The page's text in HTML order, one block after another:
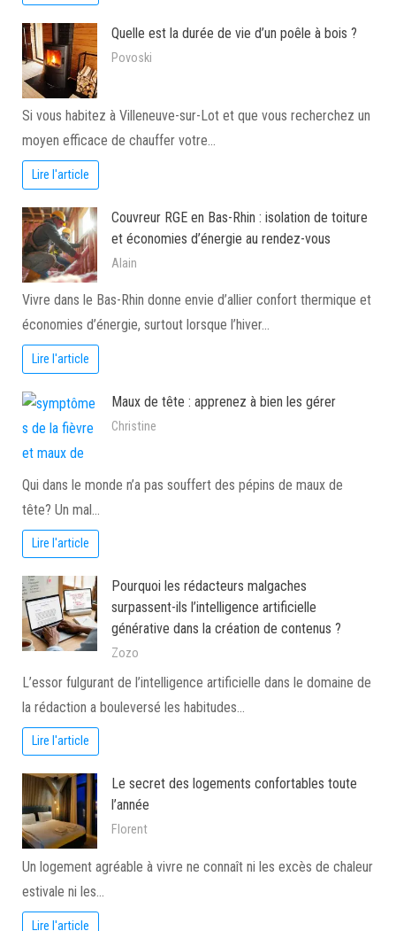
Quelle est la durée de vie d’un poêle à bois ?
Povoski
Si vous habitez à Villeneuve-sur-Lot et que vous recherchez un
moyen efficace de chauffer votre…
Lire l'article
Couvreur RGE en Bas-Rhin : isolation de toiture
et économies d’énergie au rendez-vous
Alain
Vivre dans le Bas-Rhin donne envie d’allier confort thermique et
économies d’énergie, surtout lorsque l’hiver…
Lire l'article
Maux de tête : apprenez à bien les gérer
Christine
Qui dans le monde n’a pas souffert des pépins de maux de
tête? Un mal…
Lire l'article
Pourquoi les rédacteurs malgaches
surpassent-ils l’intelligence artificielle
générative dans la création de contenus ?
Zozo
L’essor fulgurant de l’intelligence artificielle dans le domaine de
la rédaction a bouleversé les habitudes…
Lire l'article
Le secret des logements confortables toute
l’année
Florent
Un logement agréable à vivre ne connaît ni les excès de chaleur
estivale ni les…
Lire l'article